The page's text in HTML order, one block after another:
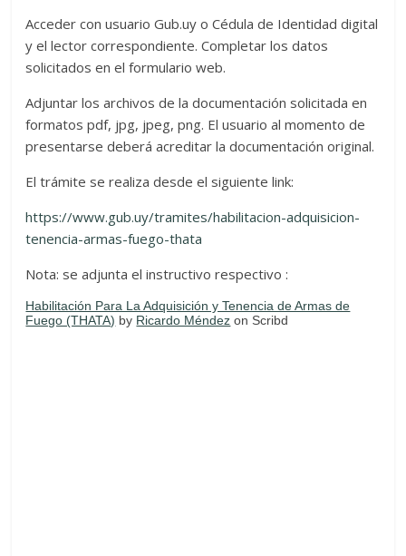
Acceder con usuario Gub.uy o Cédula de Identidad digital
y el lector correspondiente. Completar los datos
solicitados en el formulario web.
Adjuntar los archivos de la documentación solicitada en
formatos pdf, jpg, jpeg, png. El usuario al momento de
presentarse deberá acreditar la documentación original.
El trámite se realiza desde el siguiente link:
https://www.gub.uy/tramites/habilitacion-adquisicion-
tenencia-armas-fuego-thata
Nota: se adjunta el instructivo respectivo :
Habilitación Para La Adquisición y Tenencia de Armas de
Fuego (THATA) by Ricardo Méndez on Scribd